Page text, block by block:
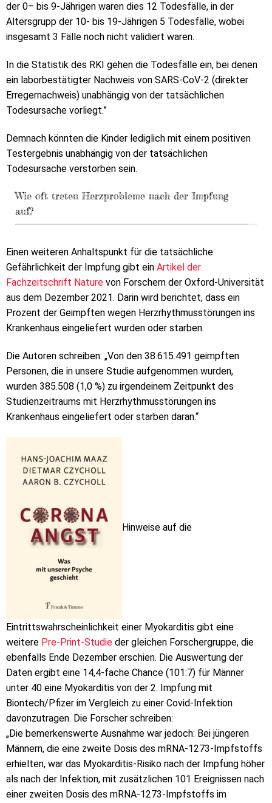
der 0– bis 9-Jährigen waren dies 12 Todesfälle, in der
Altersgrupp der 10- bis 19-Jährigen 5 Todesfälle, wobei
insgesamt 3 Fälle noch nicht validiert waren.
In die Statistik des RKI gehen die Todesfälle ein, bei denen
ein laborbestätigter Nachweis von SARS-CoV-2 (direkter
Erregernachweis) unabhängig von der tatsächlichen
Todesursache vorliegt.”
Demnach könnten die Kinder lediglich mit einem positiven
Testergebnis unabhängig von der tatsächlichen
Todesursache verstorben sein.
Wie oft treten Herzprobleme nach der Impfung
auf?
Einen weiteren Anhaltspunkt für die tatsächliche
Gefährlichkeit der Impfung gibt ein Artikel der
Fachzeitschrift Nature von Forschern der Oxford-Universität
aus dem Dezember 2021. Darin wird berichtet, dass ein
Prozent der Geimpften wegen Herzrhythmusstörungen ins
Krankenhaus eingeliefert wurden oder starben.
Die Autoren schreiben: „Von den 38.615.491 geimpften
Personen, die in unsere Studie aufgenommen wurden,
wurden 385.508 (1,0 %) zu irgendeinem Zeitpunkt des
Studienzeitraums mit Herzrhythmusstörungen ins
Krankenhaus eingeliefert oder starben daran.“
Hinweise auf die
Eintrittswahrscheinlichkeit einer Myokarditis gibt eine
weitere Pre-Print-Studie der gleichen Forschergruppe, die
ebenfalls Ende Dezember erschien. Die Auswertung der
Daten ergibt eine 14,4-fache Chance (101:7) für Männer
unter 40 eine Myokarditis von der 2. Impfung mit
Biontech/Pfizer im Vergleich zu einer Covid-Infektion
davonzutragen. Die Forscher schreiben:
„Die bemerkenswerte Ausnahme war jedoch: Bei jüngeren
Männern, die eine zweite Dosis des mRNA-1273-Impfstoffs
erhielten, war das Myokarditis-Risiko nach der Impfung höher
als nach der Infektion, mit zusätzlichen 101 Ereignissen nach
einer zweiten Dosis des mRNA-1273-Impfstoffs im